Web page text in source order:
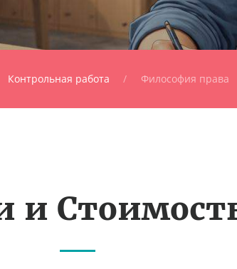
Контрольная работа Философия права
и